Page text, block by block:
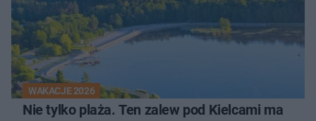
WAKACJE 2026
Nie tylko plaża. Ten zalew pod Kielcami ma